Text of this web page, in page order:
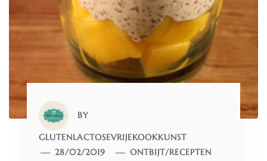
BY
GLUTENLACTOSEVRIJEKOOKKUNST
28/02/2019
ONTBIJT/RECEPTEN